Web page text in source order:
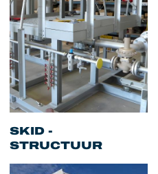
SKID -
STRUCTUUR